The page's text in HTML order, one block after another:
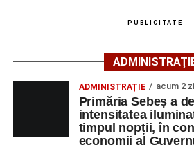
66 ani, va fi transportată la UPU
Adaugă-ne ca sursă
PUBLICITATE
ADMINISTRAȚIE acum 2
Primăria Sebeș a
intensitatea
timpul nopții, în
economii al